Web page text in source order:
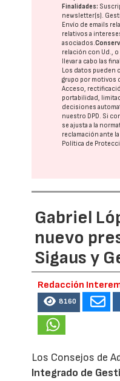
Finalidades:
newsletter(s).
Envío de emails
relativos a
asociados.
relación con Ud., o
llevar a cabo las
Los datos pueden
grupo por motivos
Acceso,
portabilidad,
decisiones
nuestro DPD. Si
se ajusta a la
reclamación ante
Política de
Gabriel
nuevo
Sigaus y
Redacción
8160
Los Consejos de
Integrado de